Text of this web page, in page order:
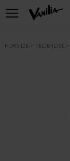
FORSIDE NEDERDEL